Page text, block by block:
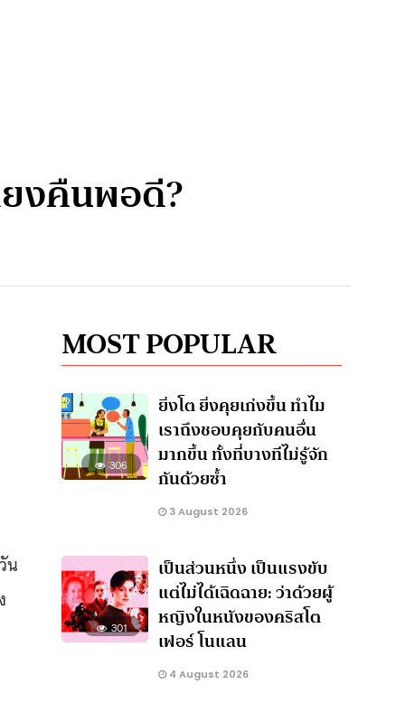
งคืนพอดี?
น
MOST POPULAR
306
ยิ่งโต ยิ่งคุยเก่งขึ้น ทำไม
เราถึงชอบคุยกับคนอื่น
มากขึ้น ทั้งที่บางทีไม่รู้จัก
กันด้วยซ้ำ
3 August 2026
301
เป็นส่วนหนึ่ง เป็นแรงขับ
แต่ไม่ได้เฉิดฉาย: ว่าด้วยผู้
หญิงในหนังของคริสโต
เฟอร์ โนแลน
4 August 2026